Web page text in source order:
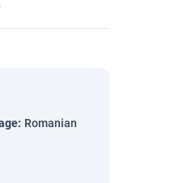
: Romanian